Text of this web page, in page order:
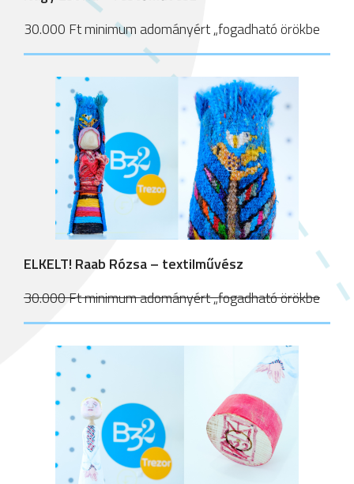
30.000 Ft minimum adományért „fogadható örökbe
ELKELT! Raab Rózsa – textilművész
30.000 Ft minimum adományért „fogadható örökbe